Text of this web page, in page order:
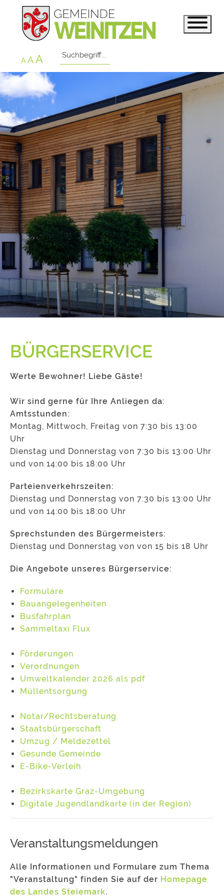
A AA
BÜRGERSERVICE
Werte Bewohner! Liebe Gäste!
Wir sind gerne für Ihre Anliegen da:
Amtsstunden:
Montag, Mittwoch, Freitag von 7:30 bis 13:00
Uhr
Dienstag und Donnerstag von 7:30 bis 13:00 Uhr
und von 14:00 bis 18:00 Uhr
Parteienverkehrszeiten:
Dienstag und Donnerstag von 7:30 bis 13:00 Uhr
und von 14:00 bis 18:00 Uhr
Sprechstunden des Bürgermeisters:
Dienstag und Donnerstag von von 15 bis 18 Uhr
Die Angebote unseres Bürgerservice:
Formulare
Bauangelegenheiten
Busfahrplan
Sammeltaxi Flux
Förderungen
Verordnungen
Umweltkalender 2026 als pdf
Müllentsorgung
Notar/Rechtsberatung
Staatsbürgerschaft
Umzug / Meldezettel
Gesunde Gemeinde
E-Bike-Verleih
Bezirkskarte Graz-Umgebung
Digitale Jugendlandkarte (in der Region)
Veranstaltungsmeldungen
Alle Informationen und Formulare zum Thema
"Veranstaltung" finden Sie auf der Homepage
des Landes Steiemark.